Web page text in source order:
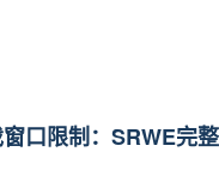
口限制：SRWE完